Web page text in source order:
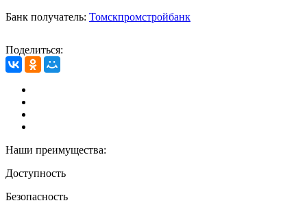
Банк получатель: Томскпромстройбанк
Поделиться:
Наши преимущества:
Доступность
Безопасность